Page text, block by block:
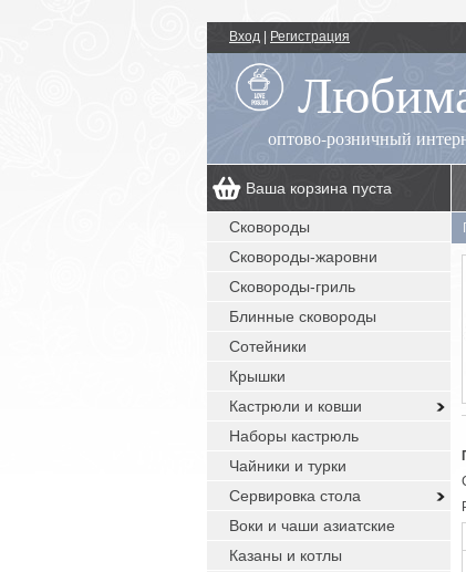
Вход Регистрация
оптово-розничный
Ваша корзина пуста
+7 (495) 518-55-89
заказы с сайта: круглосуточно без
Сковороды
Сковороды-жаровни
Сковороды-гриль
Блинные сковороды
Сотейники
Крышки
Кастрюли и ковши
Наборы кастрюль
Чайники и турки
Сервировка стола
Воки и чаши азиатские
Казаны и котлы